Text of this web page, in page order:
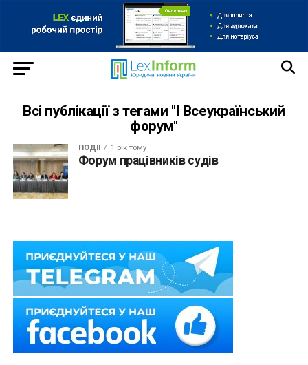
Всі публікації з тегами "I Всеукраїнський
форум"
ПОДІЇ 1 рік тому
Форум працівників судів